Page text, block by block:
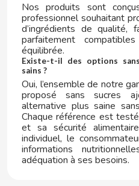
DANONE
DISTRIBUCIÓN MAYORISTA
DODOT
DON SIMON
DORITOS
Nos produits sont
professionnel souhaitant
d’ingrédients de
parfaitement
équilibrée.
Existe-t-il des options
sains ?
Oui, l’ensemble de notre
proposé sans sucres
alternative plus saine
Chaque référence est
et sa sécurité
individuel, le
informations
adéquation à ses besoins.